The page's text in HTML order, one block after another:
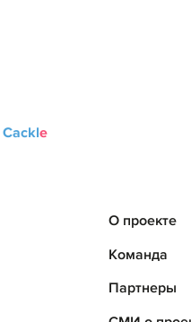
Cackle
О проекте
Команда
Партнеры